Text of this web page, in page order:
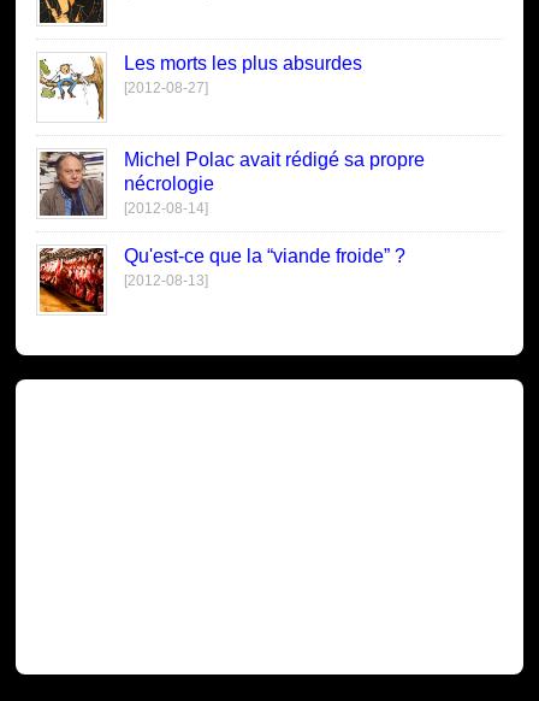
Les morts les plus absurdes
[2012-08-27]
Michel Polac avait rédigé sa propre
nécrologie
[2012-08-14]
Qu'est-ce que la “viande froide” ?
[2012-08-13]